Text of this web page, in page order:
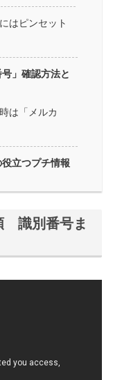
はピンセット
」確認方法と
は「メルカ
立つプチ情報
識別番号ま